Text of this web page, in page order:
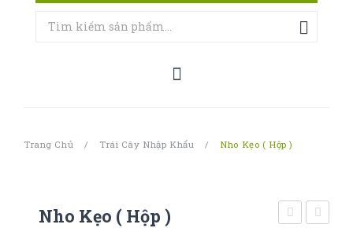
TRANG CHỦ
Trang Chủ / Trái Cây Nhập Khẩu / Nho Kẹo ( Hộp )
Nho Kẹo ( Hộp )